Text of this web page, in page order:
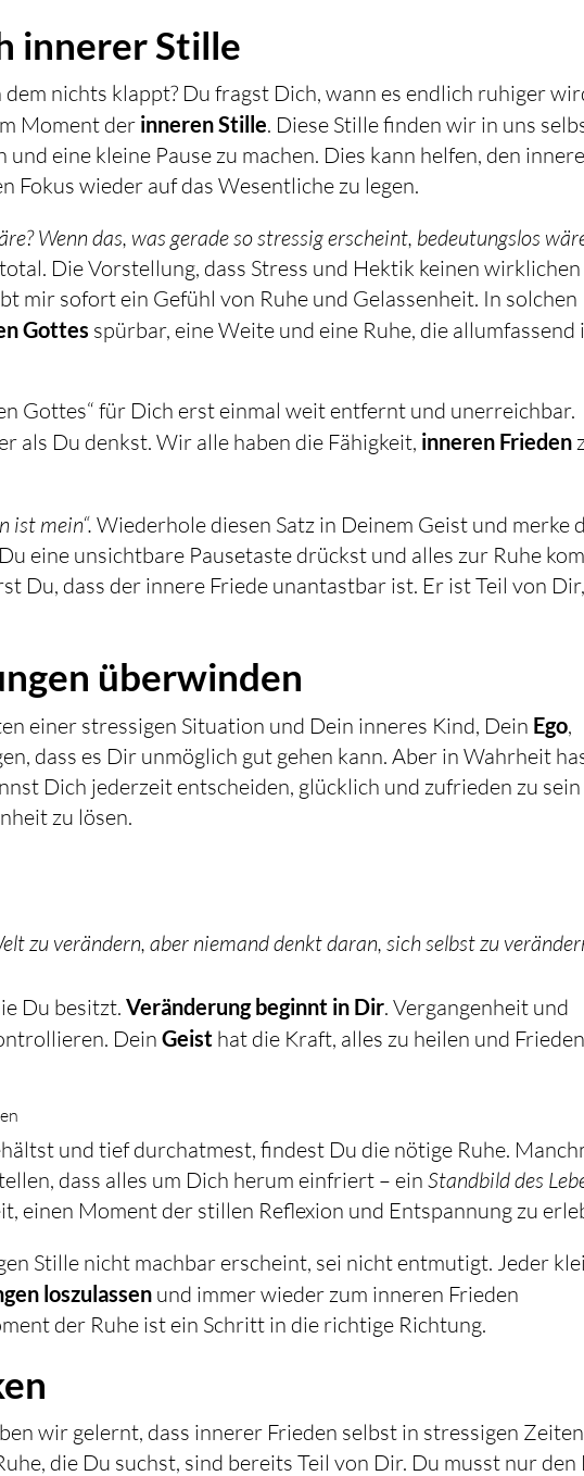
innerer Stille
dem nichts klappt? Du fragst Dich, wann es endlich ruhiger
Moment der inneren Stille. Diese Stille finden wir in uns
eine kleine Pause zu machen. Dies kann helfen, den
Fokus wieder auf das Wesentliche zu legen.
Wenn das, was gerade so stressig erscheint, bedeutungslos
Die Vorstellung, dass Stress und Hektik keinen wirklichen
mir sofort ein Gefühl von Ruhe und Gelassenheit. In solchen
Gottes spürbar, eine Weite und eine Ruhe, die allumfassend
Gottes“ für Dich erst einmal weit entfernt und unerreichbar.
als Du denkst. Wir alle haben die Fähigkeit, inneren Frieden
ist mein“. Wiederhole diesen Satz in Deinem Geist und merke
eine unsichtbare Pausetaste drückst und alles zur Ruhe
Du, dass der innere Friede unantastbar ist. Er ist Teil von Dir,
überwinden
einer stressigen Situation und Dein inneres Kind, Dein Ego,
dass es Dir unmöglich gut gehen kann. Aber in Wahrheit
Dich jederzeit entscheiden, glücklich und zufrieden zu
zu lösen.
zu verändern, aber niemand denkt daran, sich selbst zu
Du besitzt.Veränderung beginnt in Dir. Vergangenheit und
DeinGeist hat die Kraft, alles zu heilen und
und tief durchatmest, findest Du die nötige Ruhe.
dass alles um Dich herum einfriert – einStandbild des
einen Moment der stillen Reflexion und Entspannung zu
Stille nicht machbar erscheint, sei nicht entmutigt. Jeder
loszulassen und immer wieder zum inneren Frieden
der Ruhe ist ein Schritt in die richtige Richtung.
wir gelernt, dass innerer Frieden selbst in stressigen Zeiten
die Du suchst, sind bereits Teil von Dir. Du musst nur